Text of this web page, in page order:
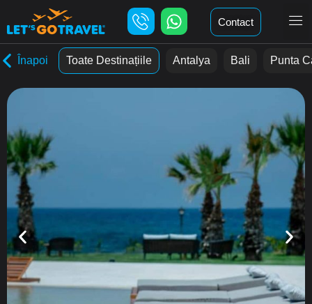
Contact
Înapoi Toate Destinațiile Antalya Bali Punta